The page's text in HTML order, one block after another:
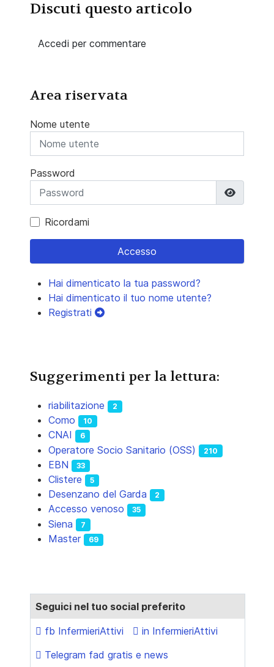
Discuti questo articolo
Accedi per commentare
Area riservata
Nome utente
Password
Ricordami
Accesso
Hai dimenticato la tua password?
Hai dimenticato il tuo nome utente?
Registrati
Suggerimenti per la lettura:
riabilitazione 2
Como 10
CNAI 6
Operatore Socio Sanitario (OSS) 210
EBN 33
Clistere 5
Desenzano del Garda 2
Accesso venoso 35
Siena 7
Master 69
Seguici nel tuo social preferito
fb InfermieriAttivi
in InfermieriAttivi
Telegram fad gratis e news